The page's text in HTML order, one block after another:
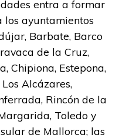
entra a formar
los ayuntamientos
Barbate, Barco
de la Cruz,
Chipiona, Estepona,
Alcázares,
Rincón de la
Toledo y
de Mallorca; las